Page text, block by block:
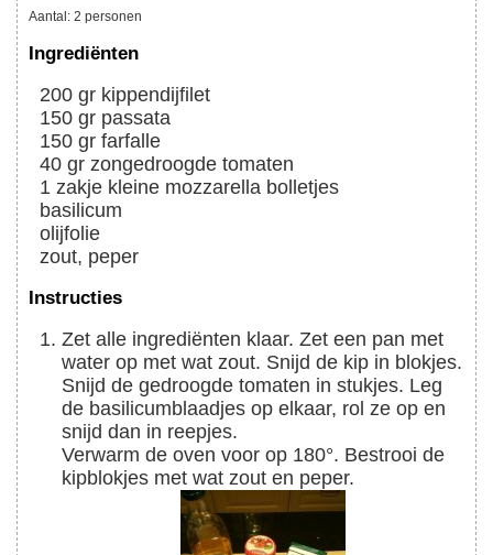
Aantal : 2 personen
Ingrediënten
200 gr kippendijfilet
150 gr passata
150 gr farfalle
40 gr zongedroogde tomaten
1 zakje kleine mozzarella bolletjes
basilicum
olijfolie
zout, peper
Instructies
Zet alle ingrediënten klaar. Zet een pan met
water op met wat zout. Snijd de kip in blokjes.
Snijd de gedroogde tomaten in stukjes. Leg
de basilicumblaadjes op elkaar, rol ze op en
snijd dan in reepjes.
Verwarm de oven voor op 180°. Bestrooi de
kipblokjes met wat zout en peper.